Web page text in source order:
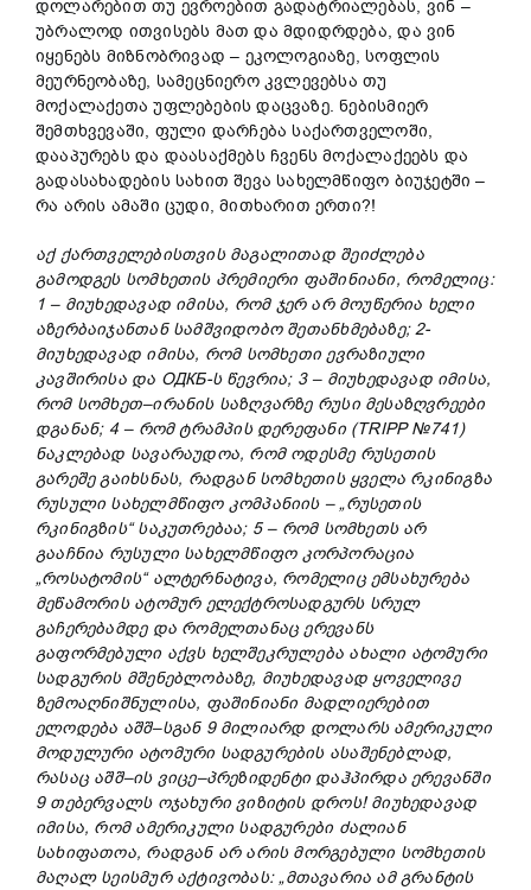
დოლარებით თუ ევროებით გადატრიალებას, ვინ –
უბრალოდ ითვისებს მათ და მდიდრდება, და ვინ
იყენებს მიზნობრივად – ეკოლოგიაზე, სოფლის
მეურნეობაზე, სამეცნიერო კვლევებსა თუ
მოქალაქეთა უფლებების დაცვაზე. ნებისმიერ
შემთხვევაში, ფული დარჩება საქართველოში,
დააპურებს და დაასაქმებს ჩვენს მოქალაქეებს და
გადასახადების სახით შევა სახელმწიფო ბიუჯეტში –
რა არის ამაში ცუდი, მითხარით ერთი?!
აქ ქართველებისთვის მაგალითად შეიძლება
გამოდგეს სომხეთის პრემიერი ფაშინიანი, რომელიც:
1 – მიუხედავად იმისა, რომ ჯერ არ მოუწერია ხელი
აზერბაიჯანთან სამშვიდობო შეთანხმებაზე; 2-
მიუხედავად იმისა, რომ სომხეთი ევრაზიული
კავშირისა და ОДКБ-ს წევრია; 3 – მიუხედავად იმისა,
რომ სომხეთ–ირანის საზღვარზე რუსი მესაზღვრეები
დგანან; 4 – რომ ტრამპის დერეფანი(TRIPP №741)
ნაკლებად სავარაუდოა, რომ ოდესმე რუსეთის
გარეშე გაიხსნას, რადგან სომხეთის ყველა რკინიგზა
რუსული სახელმწიფო კომპანიის– „რუსეთის
რკინიგზის“საკუთრებაა; 5 – რომ სომხეთს არ
გააჩნია რუსული სახელმწიფო კორპორაცია
„როსატომის“ ალტერნატივა, რომელიც ემსახურება
მეწამორის ატომურ ელექტროსადგურს სრულ
გაჩერებამდე და რომელთანაც ერევანს
გაფორმებული აქვს ხელშეკრულება ახალი ატომური
სადგურის მშენებლობაზე, მიუხედავად ყოველივე
ზემოაღნიშნულისა, ფაშინიანი მადლიერებით
ელოდება აშშ–სგან9 მილიარდ დოლარს ამერიკული
მოდულური ატომური სადგურების ასაშენებლად,
რასაც აშშ–ის ვიცე–პრეზიდენტი დაჰპირდა ერევანში
9 თებერვალს ოჯახური ვიზიტის დროს!მიუხედავად
იმისა, რომ ამერიკული სადგურები ძალიან
სახიფათოა, რადგან არ არის მორგებული სომხეთის
მაღალ სეისმურ აქტივობას:„მთავარია ამ გრანტის